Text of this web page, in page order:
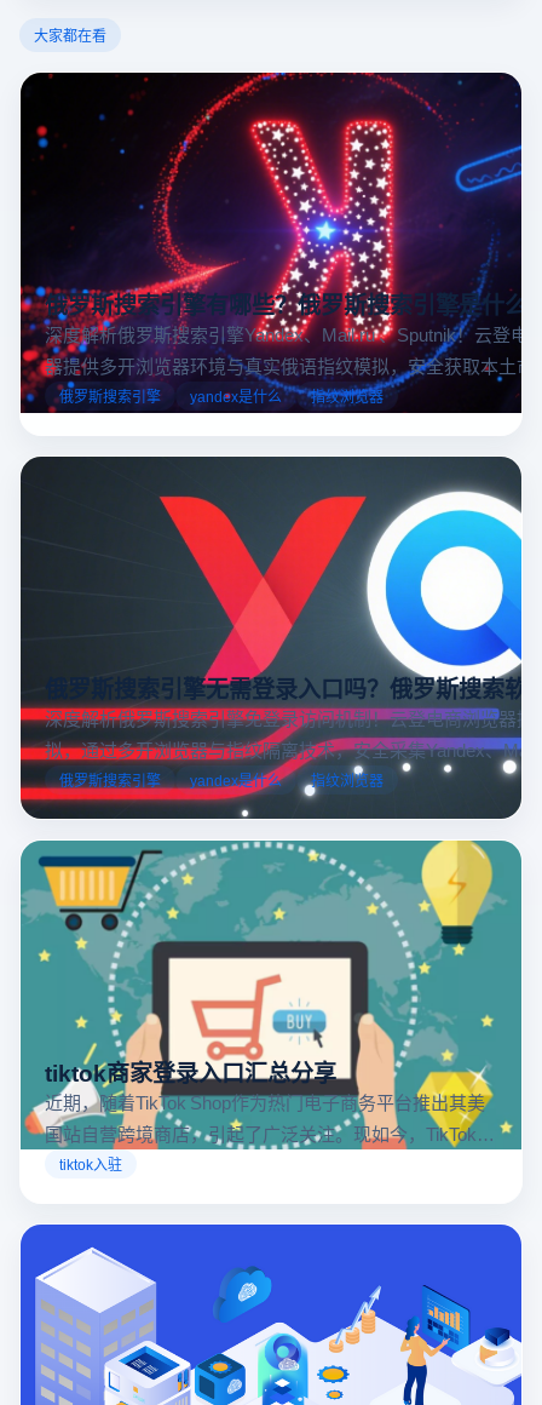
大家都在看
俄罗斯搜索引擎有哪些？俄罗斯搜索引擎是什么
深度解析俄罗斯搜索引擎Yandex、Mail.ru 、Sputnik！云登电
器提供多开浏览器环境与真实俄语指纹模拟，安全获取本土市
据，助力跨境电商精准决策。
俄罗斯搜索引擎 yandex是什么 指纹浏览器
俄罗斯搜索引擎无需登录入口吗？俄罗斯搜索软
深度解析俄罗斯搜索引擎免登录访问机制！云登电商浏览器
拟，通过多开浏览器与指纹隔离技术，安全采集Yandex、
跨境电商本土化运营。
俄罗斯搜索引擎 yandex是什么 指纹浏览器
tiktok商家登录入口汇总分享
近期，随着TikTok Shop作为热门电子商务平台推出其美
国站自营跨境商店，引起了广泛关注。现如今，TikTok商
店已覆盖美国、英国及东南亚地区，因此了解官方网站
tiktok入驻